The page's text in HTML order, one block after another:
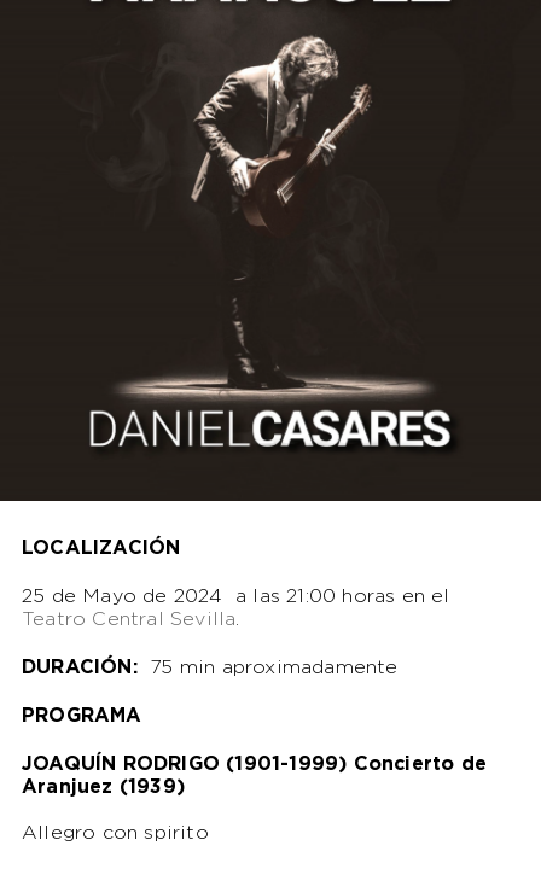
LOCALIZACIÓN
25 de Mayo de 2024 a las 21:00 horas en el
Teatro Central Sevilla.
DURACIÓN: 75 min aproximadamente
PROGRAMA
JOAQUÍN RODRIGO (1901-1999) Concierto de
Aranjuez (1939)
Allegro con spirito